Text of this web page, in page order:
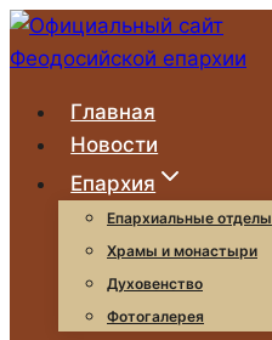
Перейти
к
Главная
Новости
Епархия
Епархиальные отделы
Храмы и монастыри
Духовенство
Фотогалерея